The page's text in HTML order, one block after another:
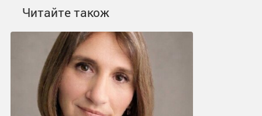
Читайте також